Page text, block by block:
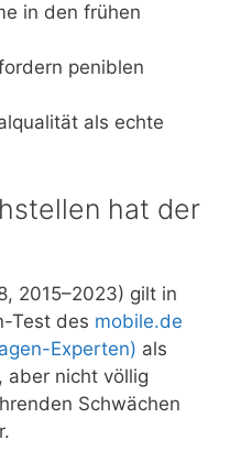
in den frühen
peniblen
als echte
hat der
2015–2023) gilt in
Test des mobile.de
Experten) als
aber nicht völlig
Schwächen